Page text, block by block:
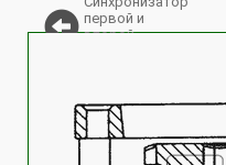
первой и
второй